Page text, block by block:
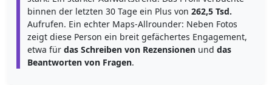
binnen der letzten 30 Tage ein Plus von 262,5 Tsd.
Aufrufen. Ein echter Maps-Allrounder: Neben Fotos
zeigt diese Person ein breit gefächertes Engagement,
etwa für das Schreiben von Rezensionen und das
Beantworten von Fragen.